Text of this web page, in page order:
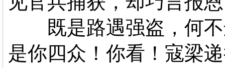
既是路遇强盗，何不
是你四众！你看！寇梁